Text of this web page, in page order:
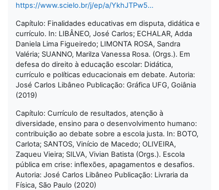
https://www.scielo.br/j/ep/a/YkhJTPw5...
Capítulo: Finalidades educativas em disputa, didática e
currículo. In: LIBÂNEO, José Carlos; ECHALAR, Adda
Daniela Lima Figueiredo; LIMONTA ROSA, Sandra
Valéria; SUANNO, Marilza Vanessa Rosa. (Orgs.). Em
defesa do direito à educação escolar: Didática,
currículo e políticas educacionais em debate. Autoria:
José Carlos Libâneo Publicação: Gráfica UFG, Goiânia
(2019)
Capítulo: Currículo de resultados, atenção à
diversidade, ensino para o desenvolvimento humano:
contribuição ao debate sobre a escola justa. In: BOTO,
Carlota; SANTOS, Vinício de Macedo; OLIVEIRA,
Zaqueu Vieira; SILVA, Vivian Batista (Orgs.). Escola
pública em crise: inflexões, apagamentos e desafios.
Autoria: José Carlos Libâneo Publicação: Livraria da
Física, São Paulo (2020)